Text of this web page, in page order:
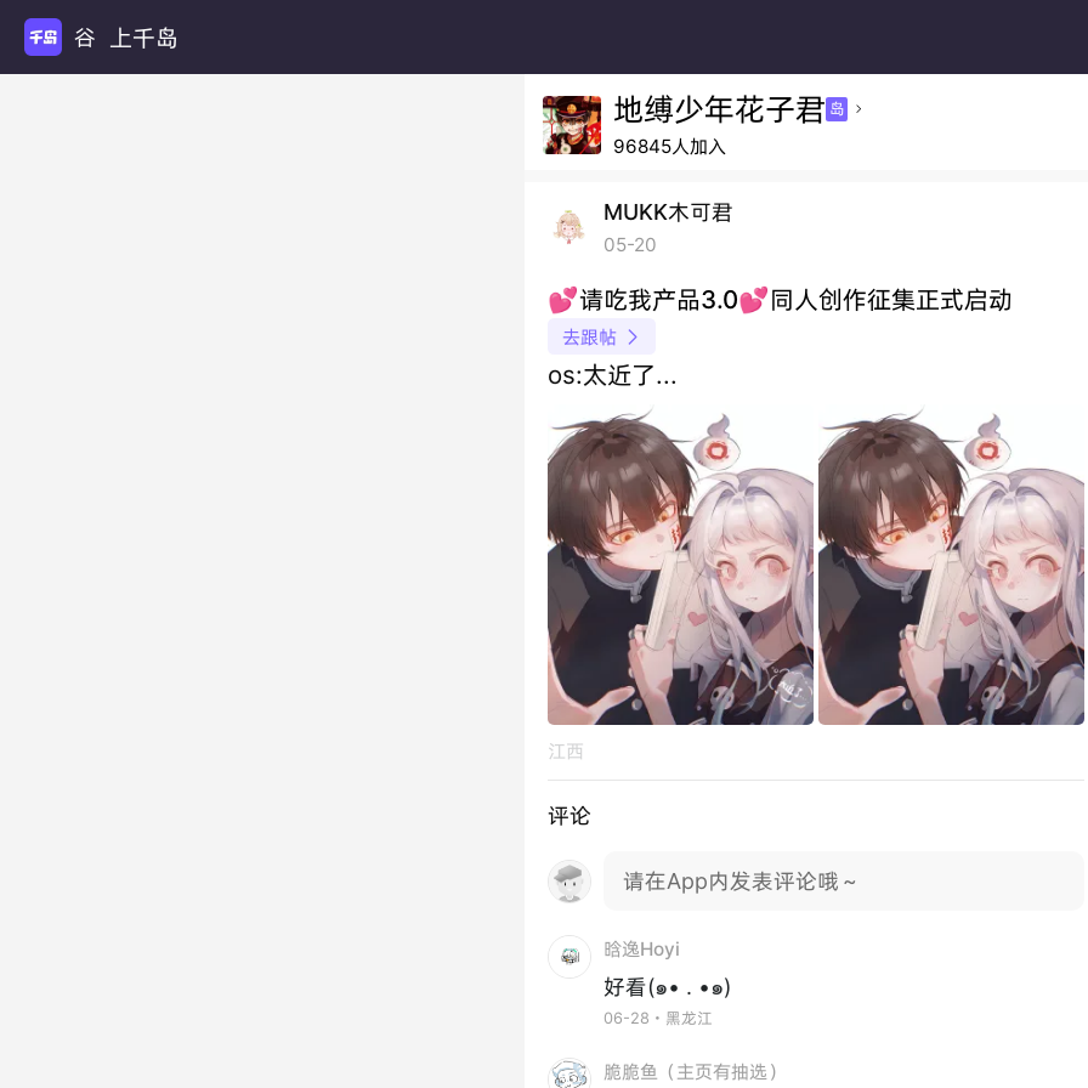
谷圈 上千岛
地缚少年花子君 岛 
96845人加入
MUKK木可君
05-20
💕请吃我产品3.0💕同人创作征集正式启动
去跟帖 
os:太近了...
江西
评论
请在App内发表评论哦～
晗逸Hoyi
好看(๑• . •๑)
06-28・黑龙江
脆脆鱼（主页有抽选）